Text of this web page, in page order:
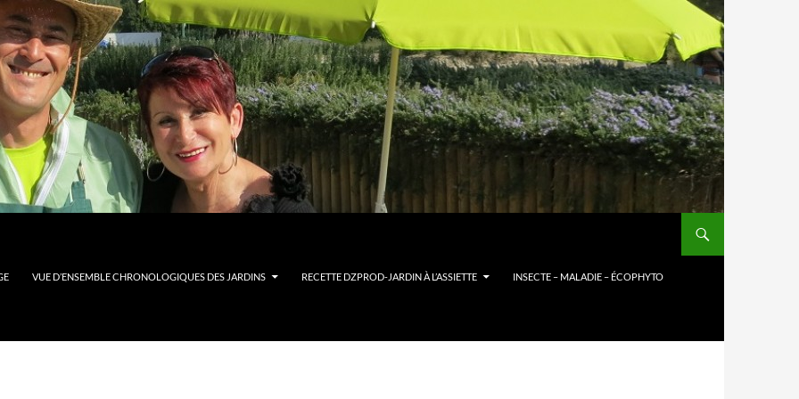
VUE D’ENSEMBLE CHRONOLOGIQUES DES JARDINS RECETTE DZPROD-JARDIN À L’ASSIETTE INSECTE – MALADIE – ÉCOPHYTO